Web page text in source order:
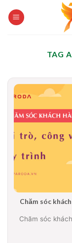
TAG
Chăm sóc
Chăm sóc